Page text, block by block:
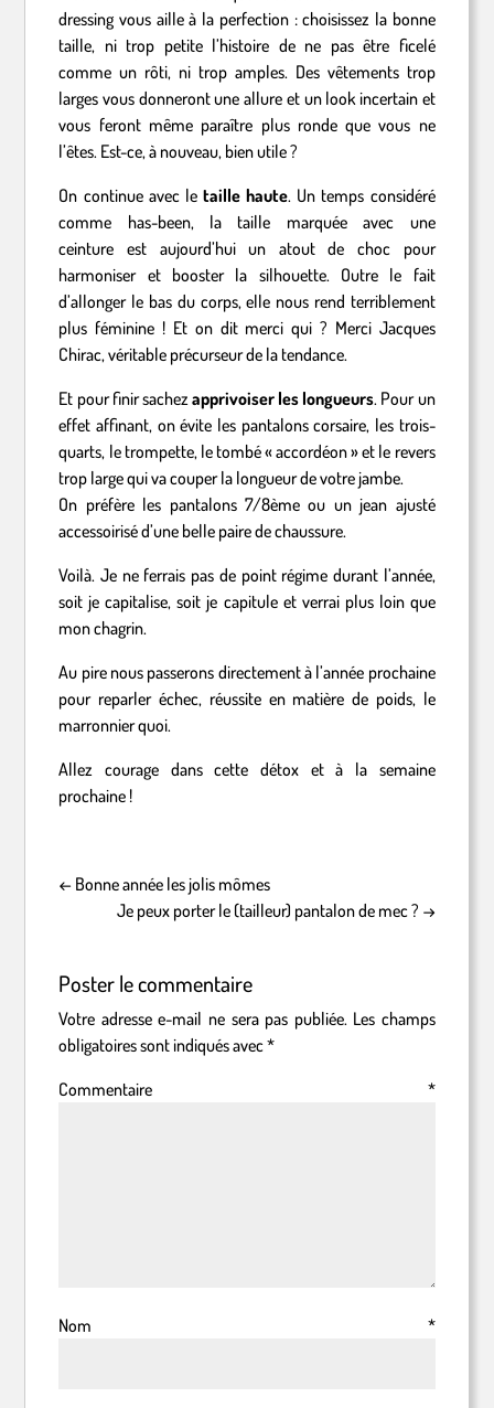
dressing vous aille à la perfection : choisissez la bonne
taille, ni trop petite l’histoire de ne pas être ficelé
comme un rôti, ni trop amples. Des vêtements trop
larges vous donneront une allure et un look incertain et
vous feront même paraître plus ronde que vous ne
l’êtes. Est-ce, à nouveau, bien utile ?
On continue avec le taille haute. Un temps considéré
comme has-been, la taille marquée avec une
ceinture est aujourd’hui un atout de choc pour
harmoniser et booster la silhouette. Outre le fait
d’allonger le bas du corps, elle nous rend terriblement
plus féminine ! Et on dit merci qui ? Merci Jacques
Chirac, véritable précurseur de la tendance.
Et pour finir sachezapprivoiser les longueurs. Pour un
effet affinant, on évite les pantalons corsaire, les trois-
quarts, le trompette, le tombé « accordéon » et le revers
trop large qui va couper la longueur de votre jambe.
On préfère les pantalons 7/8ème ou un jean ajusté
accessoirisé d’une belle paire de chaussure.
Voilà. Je ne ferrais pas de point régime durant l’année,
soit je capitalise, soit je capitule et verrai plus loin que
mon chagrin.
Au pire nous passerons directement à l’année prochaine
pour reparler échec, réussite en matière de poids, le
marronnier quoi.
Allez courage dans cette détox et à la semaine
prochaine !
← Bonne année les jolis mômes
Je peux porter le (tailleur) pantalon de mec ? →
Poster le commentaire
Votre adresse e-mail ne sera pas publiée. Les champs
obligatoires sont indiqués avec*
Commentaire *
Nom *